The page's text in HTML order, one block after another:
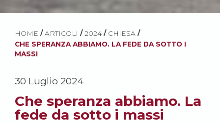
HOME / ARTICOLI / 2024 / CHIESA /
CHE SPERANZA ABBIAMO. LA FEDE DA SOTTO I
MASSI
30 Luglio 2024
Che speranza abbiamo. La
fede da sotto i massi